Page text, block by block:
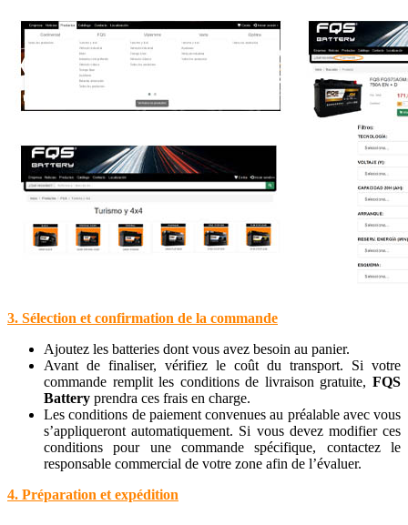
3. Sélection et confirmation de la commande
Ajoutez les batteries dont vous avez besoin au panier.
Avant de finaliser, vérifiez le coût du transport. Si votre
commande remplit les conditions de livraison gratuite, FQS
Battery prendra ces frais en charge.
Les conditions de paiement convenues au préalable avec vous
s’appliqueront automatiquement. Si vous devez modifier ces
conditions pour une commande spécifique, contactez le
responsable commercial de votre zone afin de l’évaluer.
4. Préparation et expédition